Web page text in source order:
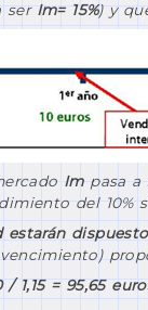
ser Im= 15%) y
Impasa a
del 10%
estarán
/ 1,15 = 95,65